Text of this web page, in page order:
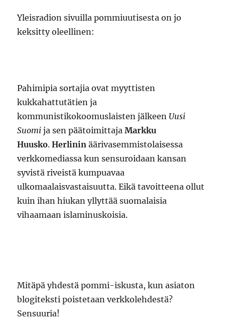
Yleisradion sivuilla pommiuutisesta on jo
keksitty oleellinen:
Pahimipia sortajia ovat myyttisten
kukkahattutätien ja
kommunistikokoomuslaisten jälkeen Uusi
Suomi ja sen päätoimittajaMarkku
Huusko.Herlinin äärivasemmistolaisessa
verkkomediassa kun sensuroidaan kansan
syvistä riveistä kumpuavaa
ulkomaalaisvastaisuutta. Eikä tavoitteena ollut
kuin ihan hiukan yllyttää suomalaisia
vihaamaan islaminuskoisia.
Mitäpä yhdestä pommi-iskusta, kun asiaton
blogiteksti poistetaan verkkolehdestä?
Sensuuria!